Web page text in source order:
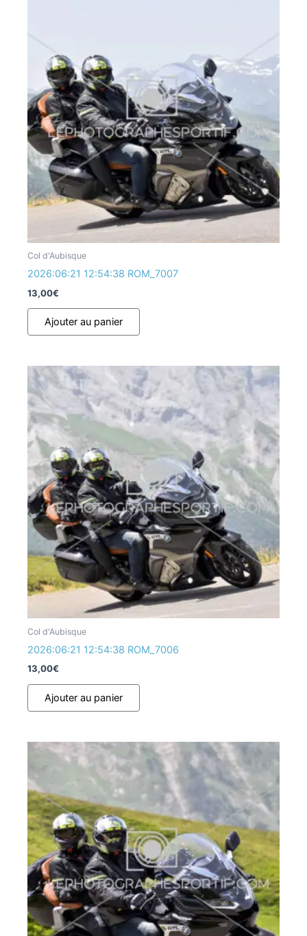
Col d'Aubisque
2026:06:21 12:54:38 ROM_7007
13,00€
Ajouter au panier
Col d'Aubisque
2026:06:21 12:54:38 ROM_7006
13,00€
Ajouter au panier